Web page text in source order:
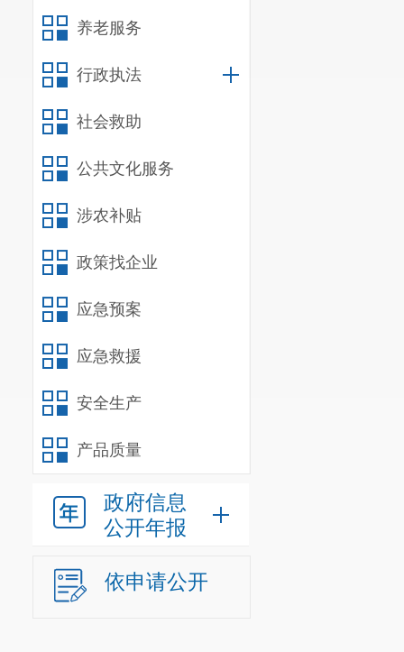
养老服务
行政执法
社会救助
公共文化服务
涉农补贴
政策找企业
应急预案
应急救援
安全生产
产品质量
政府信息
公开年报
依申请公开